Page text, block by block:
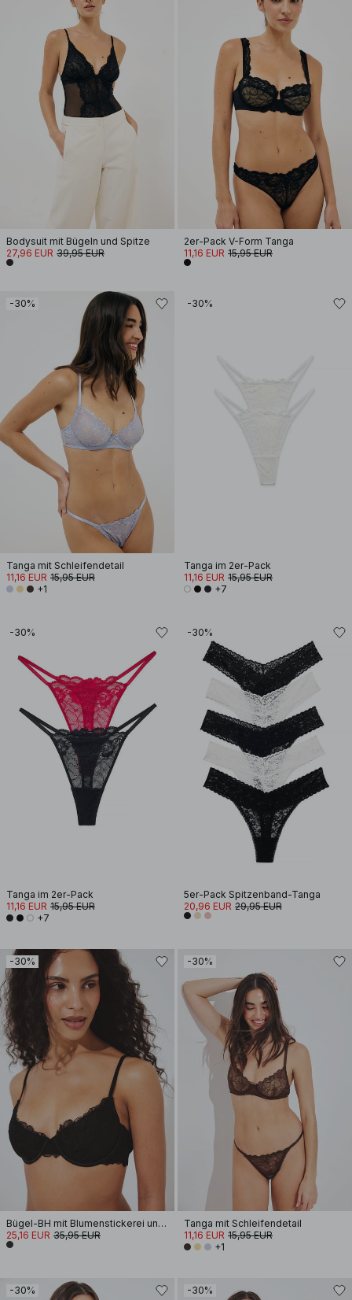
Bodysuit mit Bügeln und Spitze
27,96 EUR 39,95 EUR
2er-Pack V-Form Tanga
11,16 EUR 15,95 EUR
-30%
Tanga mit Schleifendetail
11,16 EUR 15,95 EUR
+1
-30%
Tanga im 2er-Pack
11,16 EUR 15,95 EUR
+7
-30%
Tanga im 2er-Pack
11,16 EUR 15,95 EUR
+7
-30%
5er-Pack Spitzenband-Tanga
20,96 EUR 29,95 EUR
-30%
Bügel-BH mit Blumenstickerei und Sling
25,16 EUR 35,95 EUR
-30%
Tanga mit Schleifendetail
11,16 EUR 15,95 EUR
+1
-30% -30%